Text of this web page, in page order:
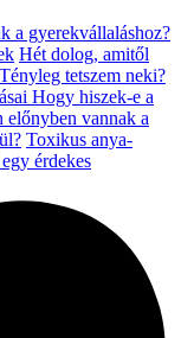
a gyerekvállaláshoz?
Hét dolog, amitől
Tényleg tetszem neki?
Hogy hiszek-e a
előnyben vannak a
Toxikus anya-
érdekes